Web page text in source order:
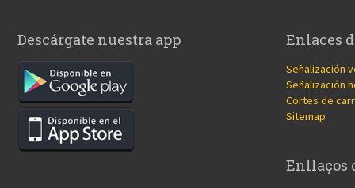
Descárgate nuestra app Enlaces
Señalización
Señalización
Cortes de
Sitemap
Enllaços